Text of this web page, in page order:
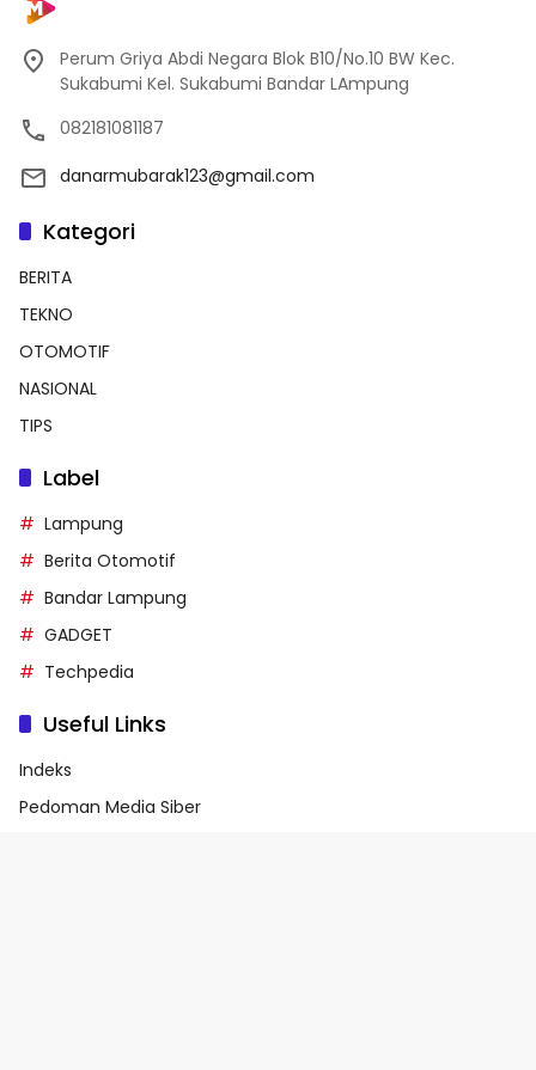
Perum Griya Abdi Negara Blok B10/No.10 BW Kec.
Sukabumi Kel. Sukabumi Bandar LAmpung
082181081187
danarmubarak123@gmail.com
Kategori
BERITA
TEKNO
OTOMOTIF
NASIONAL
TIPS
Label
Lampung
Berita Otomotif
Bandar Lampung
GADGET
Techpedia
Useful Links
Indeks
Pedoman Media Siber